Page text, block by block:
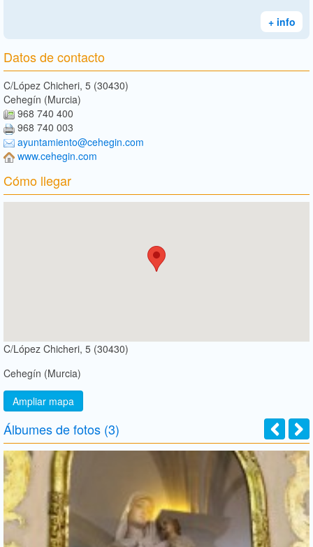
+ info
Datos de contacto
C/López Chicheri, 5 (30430)
Cehegín (Murcia)
968 740 400
968 740 003
ayuntamiento@cehegin.com
www.cehegin.com
Cómo llegar
C/López Chicheri, 5 (30430)
Cehegín (Murcia)
Ampliar mapa
Álbumes de fotos (3)